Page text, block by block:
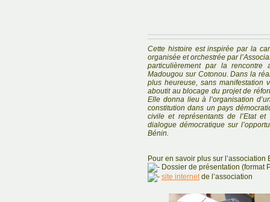
Cette histoire est inspirée par la
organisée et orchestrée par
particulièrement par la rencontre
Madougou sur Cotonou. Dans la
plus heureuse, sans manifestation
aboutit au blocage du projet de
Elle donna lieu à l’organisation
constitution dans un pays
civile et représentants de l’Etat
dialogue démocratique sur
Bénin.
Pour en savoir plus sur l’association
Dossier de présentation (format
site internetde l’association